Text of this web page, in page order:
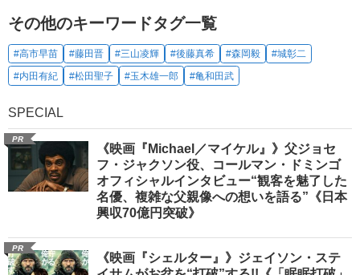
その他のキーワードタグ一覧
#高市早苗 #藤田晋 #三山凌輝 #後藤真希 #森岡毅
#城彰二
#内田有紀
#松田聖子 #玉木雄一郎 #亀和田武
SPECIAL
PR
《映画『Michael／マイケル』》父ジョセ
フ・ジャクソン役、コールマン・ドミンゴ
オフィシャルインタビュー“観客を魅了した
名優、複雑な父親像への想いを語る”《日本
興収70億円突破》
PR
《映画『シェルター』》ジェイソン・ステ